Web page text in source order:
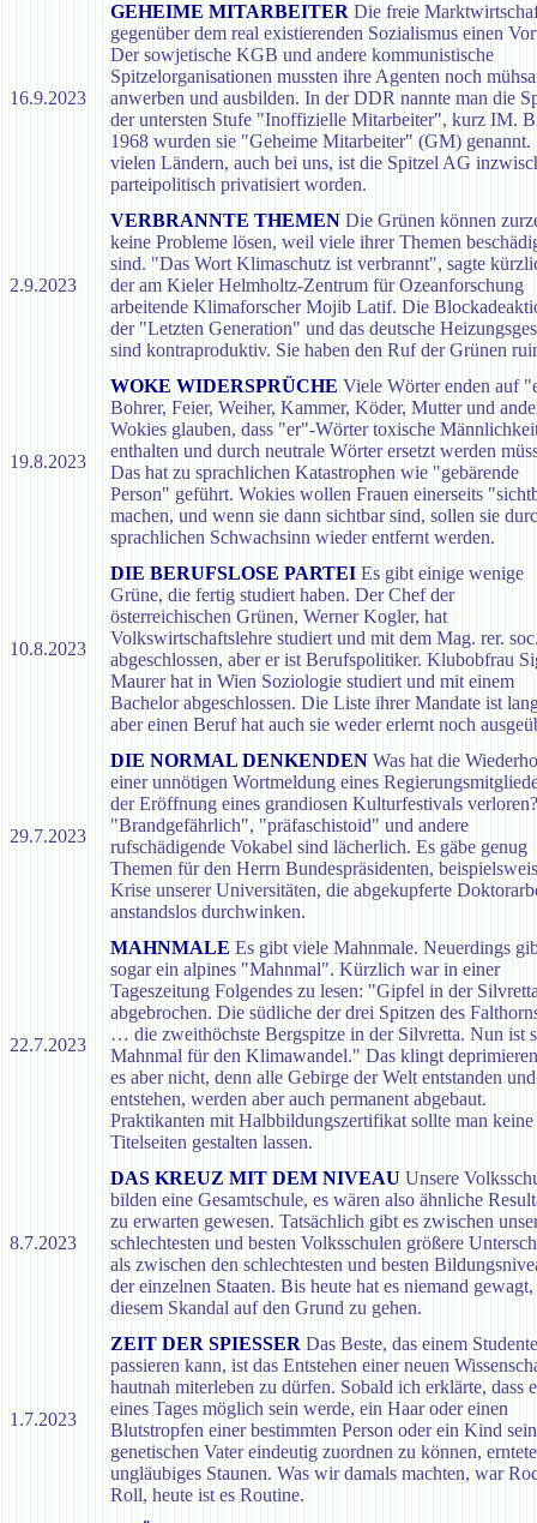
16.9.2023
GEHEIME MITARBEITER Die freie
gegenüber dem real existierenden Sozialismus einen
Der sowjetische KGB und andere kommunistische
Spitzelorganisationen mussten ihre Agenten noch
anwerben und ausbilden. In der DDR nannte man die
der untersten Stufe "Inoffizielle Mitarbeiter", kurz IM.
1968 wurden sie "Geheime Mitarbeiter" (GM) genannt.
vielen Ländern, auch bei uns, ist die Spitzel AG
parteipolitisch privatisiert worden.
2.9.2023
VERBRANNTE THEMEN Die Grünen können
keine Probleme lösen, weil viele ihrer Themen
sind. "Das Wort Klimaschutz ist verbrannt", sagte
der am Kieler Helmholtz-Zentrum für Ozeanforschung
arbeitende Klimaforscher Mojib Latif. Die
der "Letzten Generation" und das deutsche
sind kontraproduktiv. Sie haben den Ruf der Grünen
19.8.2023
WOKE WIDERSPRÜCHE Viele Wörter enden auf
Bohrer, Feier, Weiher, Kammer, Köder, Mutter und
Wokies glauben, dass "er"-Wörter toxische
enthalten und durch neutrale Wörter ersetzt werden
Das hat zu sprachlichen Katastrophen wie "gebärende
Person" geführt. Wokies wollen Frauen einerseits
machen, und wenn sie dann sichtbar sind, sollen sie
sprachlichen Schwachsinn wieder entfernt werden.
10.8.2023
DIE BERUFSLOSE PARTEI Es gibt einige wenige
Grüne, die fertig studiert haben. Der Chef der
österreichischen Grünen, Werner Kogler, hat
Volkswirtschaftslehre studiert und mit dem Mag. rer.
abgeschlossen, aber er ist Berufspolitiker. Klubobfrau
Maurer hat in Wien Soziologie studiert und mit einem
Bachelor abgeschlossen. Die Liste ihrer Mandate ist
aber einen Beruf hat auch sie weder erlernt noch
29.7.2023
DIE NORMAL DENKENDEN Was hat die
einer unnötigen Wortmeldung eines
der Eröffnung eines grandiosen Kulturfestivals verloren?
"Brandgefährlich", "präfaschistoid" und andere
rufschädigende Vokabel sind lächerlich. Es gäbe genug
Themen für den Herrn Bundespräsidenten,
Krise unserer Universitäten, die abgekupferte
anstandslos durchwinken.
22.7.2023
MAHNMALE Es gibt viele Mahnmale. Neuerdings
sogar ein alpines "Mahnmal". Kürzlich war in einer
Tageszeitung Folgendes zu lesen: "Gipfel in der
abgebrochen. Die südliche der drei Spitzen des
… die zweithöchste Bergspitze in der Silvretta. Nun ist
Mahnmal für den Klimawandel." Das klingt
es aber nicht, denn alle Gebirge der Welt entstanden und
entstehen, werden aber auch permanent abgebaut.
Praktikanten mit Halbbildungszertifikat sollte man keine
Titelseiten gestalten lassen.
8.7.2023
DAS KREUZ MIT DEM NIVEAU Unsere
bilden eine Gesamtschule, es wären also ähnliche
zu erwarten gewesen. Tatsächlich gibt es zwischen
schlechtesten und besten Volksschulen größere
als zwischen den schlechtesten und besten
der einzelnen Staaten. Bis heute hat es niemand gewagt,
diesem Skandal auf den Grund zu gehen.
1.7.2023
ZEIT DER SPIESSER Das Beste, das einem
passieren kann, ist das Entstehen einer neuen
hautnah miterleben zu dürfen. Sobald ich erklärte, dass
eines Tages möglich sein werde, ein Haar oder einen
Blutstropfen einer bestimmten Person oder ein Kind
genetischen Vater eindeutig zuordnen zu können,
ungläubiges Staunen. Was wir damals machten, war
Roll, heute ist es Routine.